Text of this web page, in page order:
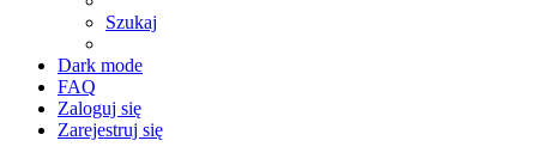
Szukaj
Dark mode
FAQ
Zaloguj się
Zarejestruj się